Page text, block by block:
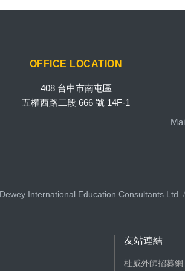
OFFICE LOCATION
408 台中市南屯區
五權西路二段 666 號 14F-1
Dewey International Education Consultants Ltd.
友站連結
杜威外師招募網